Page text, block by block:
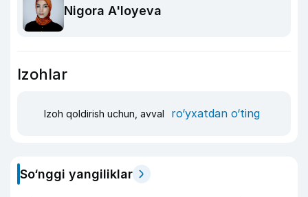
Nigora A'loyeva
Izohlar
Izoh qoldirish uchun, avval ro‘yxatdan o‘ting
So‘nggi yangiliklar